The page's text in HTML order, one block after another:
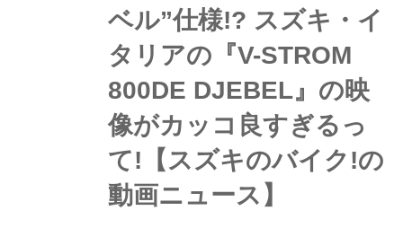
ベル”仕様!? スズキ・イ
タリアの『V-STROM
800DE DJEBEL』の映
像がカッコ良すぎるっ
て!【スズキのバイク!の
動画ニュース】